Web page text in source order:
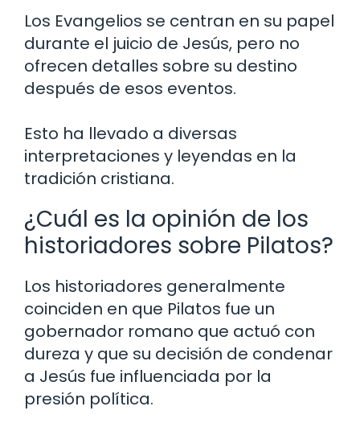
Los Evangelios se centran en su papel
durante el juicio de Jesús, pero no
ofrecen detalles sobre su destino
después de esos eventos.
Esto ha llevado a diversas
interpretaciones y leyendas en la
tradición cristiana.
¿Cuál es la opinión de los
historiadores sobre Pilatos?
Los historiadores generalmente
coinciden en que Pilatos fue un
gobernador romano que actuó con
dureza y que su decisión de condenar
a Jesús fue influenciada por la
presión política.